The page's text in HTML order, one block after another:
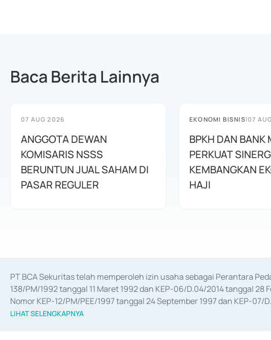
Baca Berita Lainnya
07 AUG 2026
ANGGOTA DEWAN
KOMISARIS NSSS
BERUNTUN JUAL SAHAM DI
PASAR REGULER
EKONOMI BISNIS|07
BPKH DAN BANK
PERKUAT
KEMBANGKAN
HAJI
PT BCA Sekuritas telah memperoleh izin usaha sebagai Perantara
138/PM/1992 tanggal 11 Maret 1992 dan KEP-06/D.04/2014 tanggal
Nomor KEP-12/PM/PEE/1997 tanggal 24 September 1997 dan KEP-
merger, akuisisi, divestasi, dan
LIHAT SELENGKAPNYA